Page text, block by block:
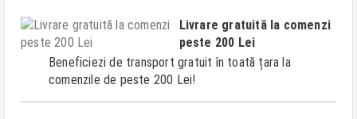
Livrare gratuită la comenzi
peste 200 Lei
Beneficiezi de transport gratuit în toată țara la
comenzile de peste 200 Lei!